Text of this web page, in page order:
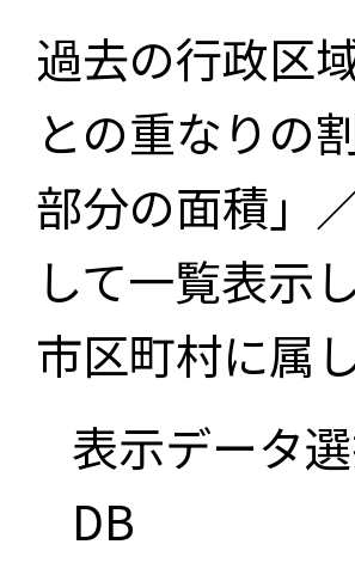
過去の行政区
との重なりの
部分の面積」
して一覧表示
市区町村に属
表示データ選
DB